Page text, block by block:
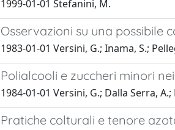
1999-01-01 Stefanini, M.
Osservazioni su una possibile
1983-01-01 Versini, G.; Inama, S.;
Polialcooli e zuccheri minori
1984-01-01 Versini, G.; Dalla Serra,
Pratiche colturali e tenore